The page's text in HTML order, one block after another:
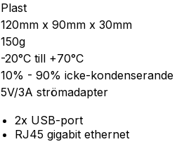
Plast
120mm x 90mm x 30mm
150g
-20°C till +70°C
10% - 90% icke-kondenserande
5V/3A strömadapter
2x USB-port
RJ45 gigabit ethernet